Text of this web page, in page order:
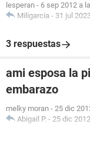
lesperan - 6 sep 2012 a
Miligarcia - 31 jul
3 respuestas
ami esposa la
embarazo
melky moran - 25 dic
Abigail P. - 25 dic